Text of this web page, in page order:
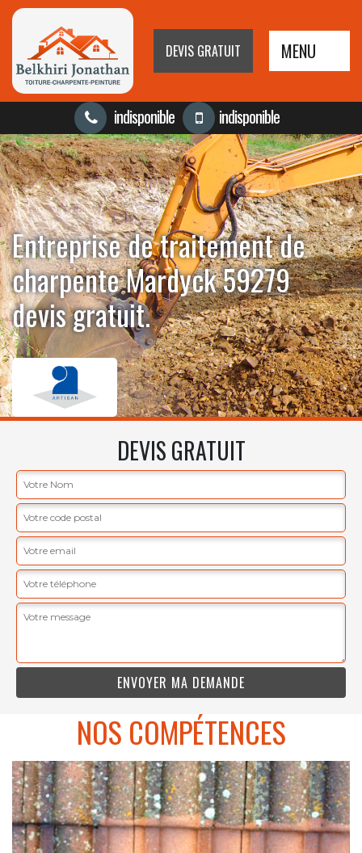
DEVIS GRATUIT MENU
indisponible indisponible
Entreprise de traitement de
charpente Mardyck 59279
devis gratuit.
DEVIS GRATUIT
NOS COMPÉTENCES